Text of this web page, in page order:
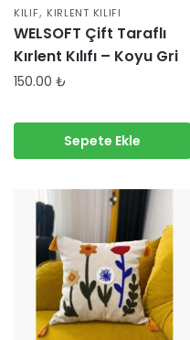
KILIF, KIRLENT KILIFI
WELSOFT Çift Taraflı
Kırlent Kılıfı – Koyu Gri
150.00 ₺
Sepete Ekle